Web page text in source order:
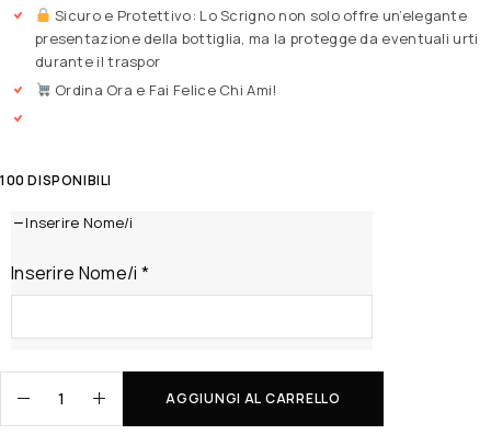
Sicuro e Protettivo: Lo Scrigno non solo offre un’elegante
presentazione della bottiglia, ma la protegge da eventuali urti
durante il traspor
Ordina Ora e Fai Felice Chi Ami!
100 DISPONIBILI
Inserire Nome/i
Inserire Nome/i *
AGGIUNGI AL CARRELLO